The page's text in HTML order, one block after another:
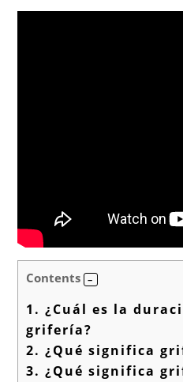
Contents
1. ¿Cuál es la
grifería?
2. ¿Qué significa
3. ¿Qué significa